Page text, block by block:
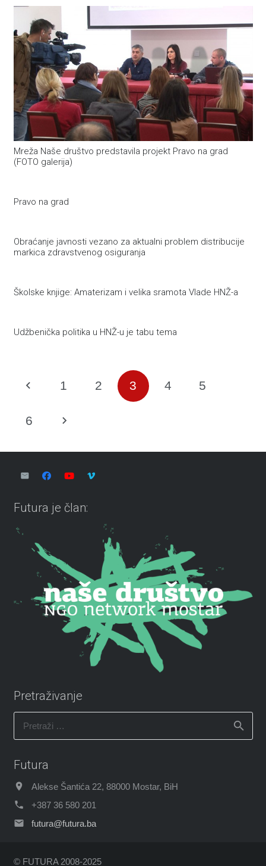
Mreža Naše društvo predstavila projekt Pravo na grad
(FOTO galerija)
Pravo na grad
Obraćanje javnosti vezano za aktualni problem distribucije
markica zdravstvenog osiguranja
Školske knjige: Amaterizam i velika sramota Vlade HNŽ-a
Udžbenička politika u HNŽ-u je tabu tema
1 2 3 4 5
6
Futura je član:
Pretraživanje
Pretraži:
Futura
Alekse Šantića 22, 88000 Mostar, BiH
+387 36 580 201
futura@futura.ba
© FUTURA 2008-2025